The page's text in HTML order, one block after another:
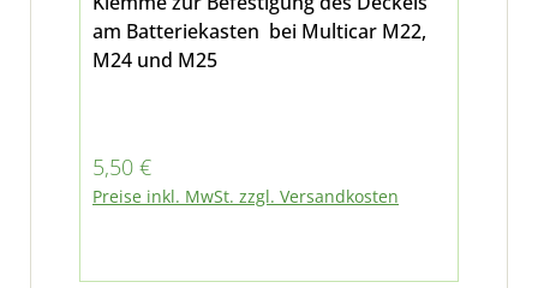
am Batteriekasten bei Multicar M22,
M24 und M25
Regulärer Preis:
5,50 €
Preise inkl. MwSt. zzgl. Versandkosten